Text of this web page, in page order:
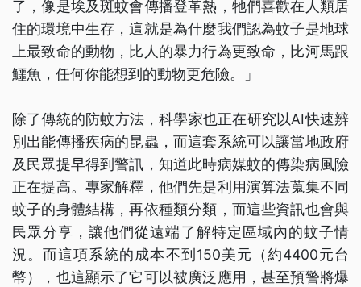
了，像是埃及斑蚊會傳播登革熱，牠們喜歡在人類居
住的環境中生存，這就是為什麼我們認為蚊子是地球
上最致命的動物，比人的暴力行為更致命，比河馬跟
鱷魚，任何你能想到的動物更危險。」
除了傳統的防蚊方法，科學家也正在研究以AI快速辨
別出能傳播疾病的昆蟲，而這套系統可以讓當地政府
及民眾提早得到警訊，知道此時病媒蚊的傳染病風險
正在提高。專家解釋，他們先是利用演算法蒐集不同
蚊子的身體結構，再依種類分類，而這些資訊也會與
民眾分享，讓他們從遠端了解特定區域內的蚊子情
況。而這項系統的成本不到150美元（約4400元台
幣），也這顯示了它可以被廣泛應用，甚至預警將爆